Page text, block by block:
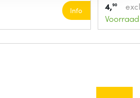
Info 4,90
Voorraad